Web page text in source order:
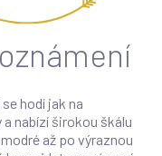
se hodí jak na
nabízí širokou škálu
až po výraznou